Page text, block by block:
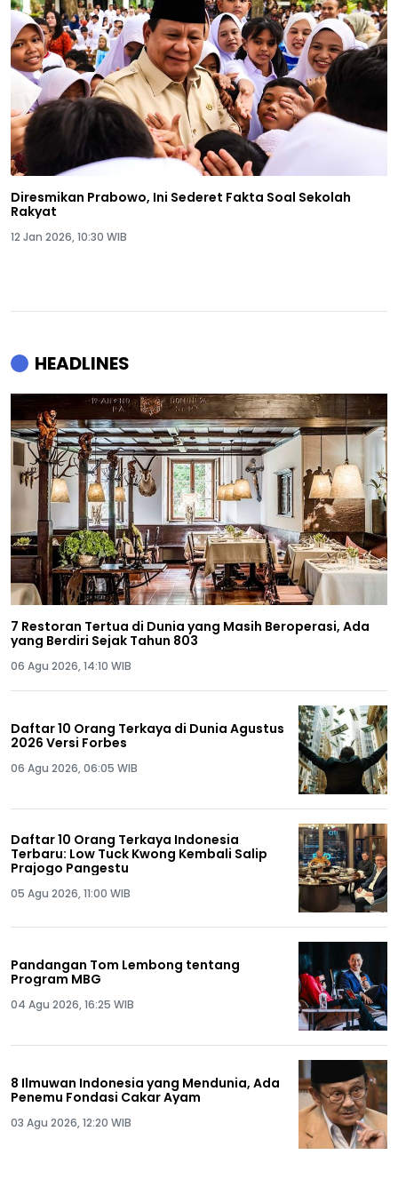
Diresmikan Prabowo, Ini Sederet Fakta Soal Sekolah
Rakyat
12 Jan 2026, 10:30 WIB
HEADLINES
7 Restoran Tertua di Dunia yang Masih Beroperasi, Ada
yang Berdiri Sejak Tahun 803
06 Agu 2026, 14:10 WIB
Daftar 10 Orang Terkaya di Dunia Agustus
2026 Versi Forbes
06 Agu 2026, 06:05 WIB
Daftar 10 Orang Terkaya Indonesia
Terbaru: Low Tuck Kwong Kembali Salip
Prajogo Pangestu
05 Agu 2026, 11:00 WIB
Pandangan Tom Lembong tentang
Program MBG
04 Agu 2026, 16:25 WIB
8 Ilmuwan Indonesia yang Mendunia, Ada
Penemu Fondasi Cakar Ayam
03 Agu 2026, 12:20 WIB